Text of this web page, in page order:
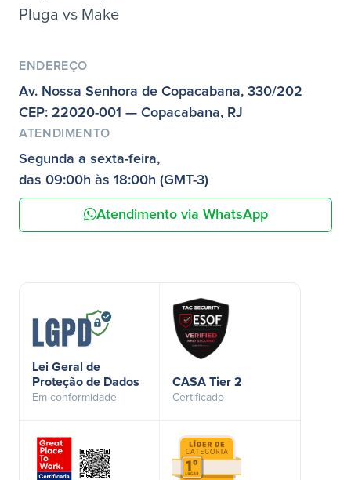
Pluga vs Make
ENDEREÇO
Av. Nossa Senhora de Copacabana, 330/202
CEP: 22020-001 — Copacabana, RJ
ATENDIMENTO
Segunda a sexta-feira,
das 09:00h às 18:00h (GMT-3)
Atendimento via WhatsApp
Lei Geral de
Proteção de Dados
Em conformidade
CASA Tier 2
Certificado